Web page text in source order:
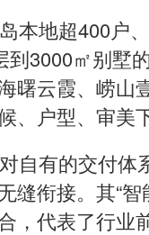
岛本地超400户
3000㎡别墅
曙云霞、崂山
、户型、审美
自有的交付
缝衔接。其“
，代表了行业